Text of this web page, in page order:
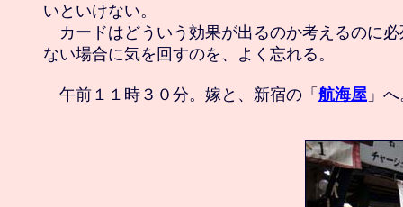
いといけない。
カードはどういう効果が出るのか考えるのに
ない場合に気を回すのを、よく忘れる。
午前１１時３０分。嫁と、新宿の「 航海屋